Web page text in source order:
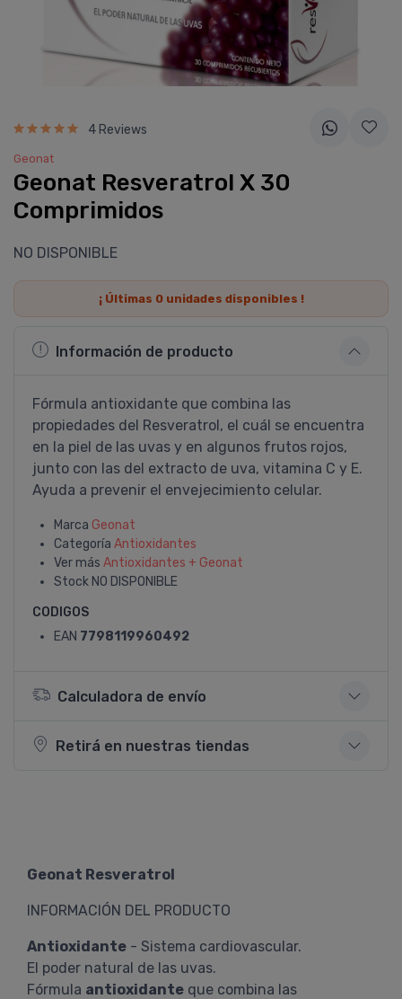
4 Reviews
Geonat
Geonat Resveratrol X 30
Comprimidos
NO DISPONIBLE
¡ Últimas 0unidades disponibles !
Información de producto
Fórmula antioxidante que combina las
propiedades del Resveratrol, el cuál se encuentra
en la piel de las uvas y en algunos frutos rojos,
junto con las del extracto de uva, vitamina C y E.
Ayuda a prevenir el envejecimiento celular.
Marca Geonat
Categoría Antioxidantes
Ver más Antioxidantes + Geonat
Stock NO DISPONIBLE
CODIGOS
EAN 7798119960492
Calculadora de envío
Retirá en nuestras tiendas
Geonat Resveratrol
INFORMACIÓN DEL PRODUCTO
Antioxidante - Sistema cardiovascular.
El poder natural de las uvas.
Fórmula antioxidante que combina las